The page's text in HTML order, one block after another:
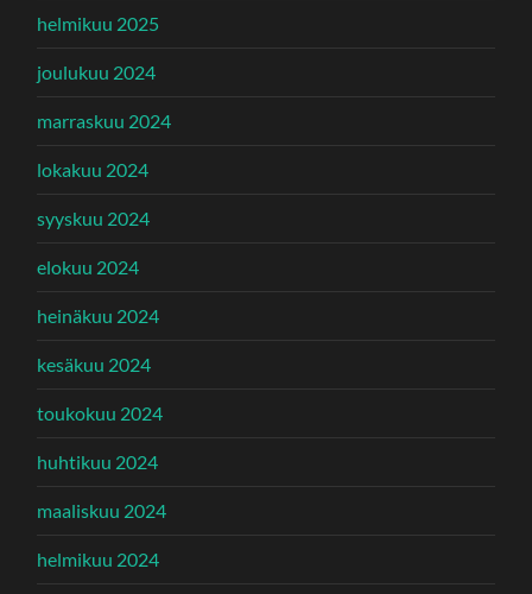
helmikuu 2025
joulukuu 2024
marraskuu 2024
lokakuu 2024
syyskuu 2024
elokuu 2024
heinäkuu 2024
kesäkuu 2024
toukokuu 2024
huhtikuu 2024
maaliskuu 2024
helmikuu 2024